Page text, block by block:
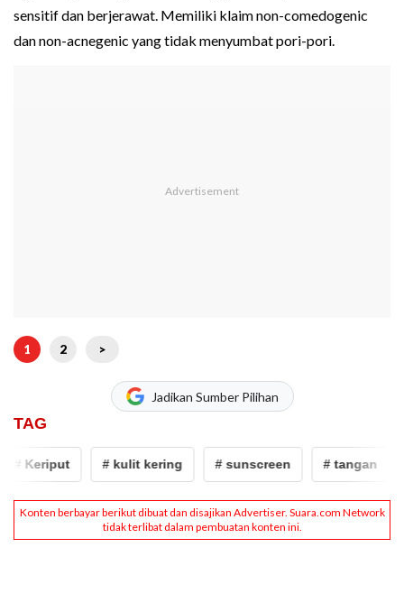
sensitif dan berjerawat. Memiliki klaim non-comedogenic
dan non-acnegenic yang tidak menyumbat pori-pori.
1 2 >
Jadikan Sumber Pilihan
TAG
# Keriput # kulit kering # sunscreen # tangan